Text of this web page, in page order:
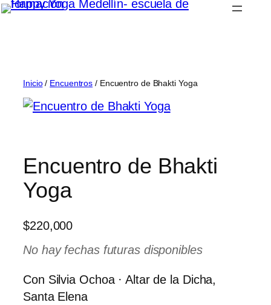
Saltar
Inicio/ Encuentros / Encuentro de Bhakti Yoga
Encuentro de Bhakti
Yoga
$220,000
No hay fechas futuras disponibles
Con Silvia Ochoa · Altar de la Dicha,
Santa Elena